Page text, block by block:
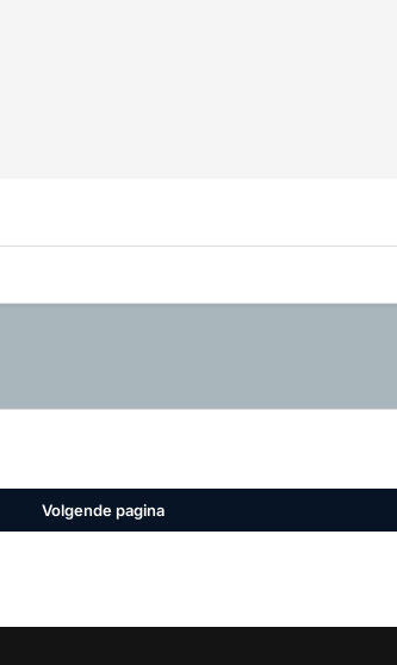
Volgende pagina